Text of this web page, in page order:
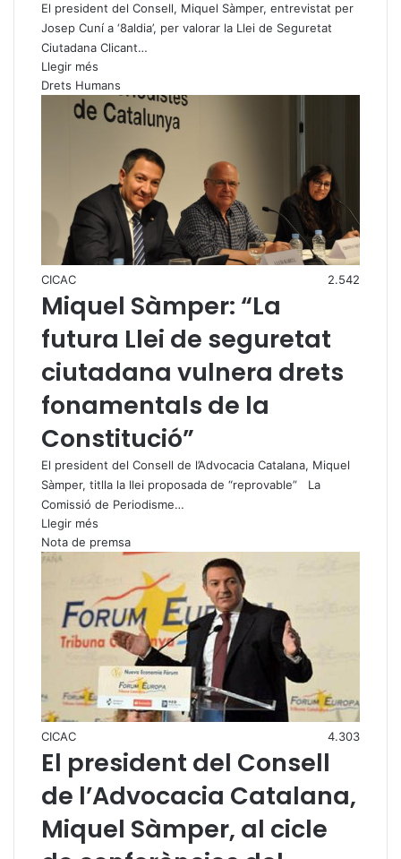
El president del Consell, Miquel Sàmper, entrevistat per
Josep Cuní a ‘8aldia’, per valorar la Llei de Seguretat
Ciutadana Clicant…
Llegir més
Drets Humans
CICAC 2.542
Miquel Sàmper: “La
futura Llei de seguretat
ciutadana vulnera drets
fonamentals de la
Constitució”
El president del Consell de l’Advocacia Catalana, Miquel
Sàmper, titlla la llei proposada de “reprovable” La
Comissió de Periodisme…
Llegir més
Nota de premsa
CICAC 4.303
El president del Consell
de l’Advocacia Catalana,
Miquel Sàmper, al cicle